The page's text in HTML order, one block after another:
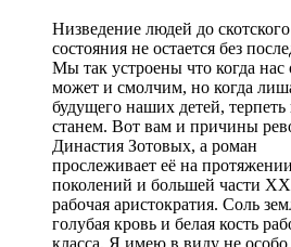
Низведение людей до скотского
состояния не остается без
Мы так устроены что когда
может и смолчим, но когда
будущего наших детей, терпеть
станем. Вот вам и причины
Династия Зотовых, а роман
прослеживает её на
поколений и большей части
рабочая аристократия. Соль
голубая кровь и белая кость
класса. Я имею в виду не особо